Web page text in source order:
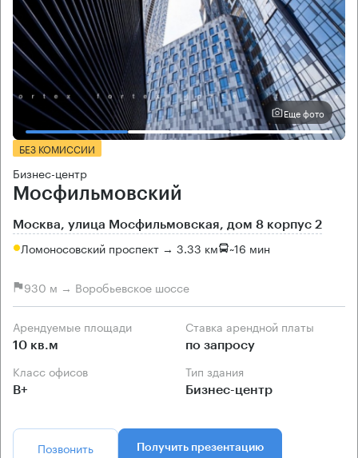
Еще фото
БЕЗ КОМИССИИ
Бизнес-центр
Мосфильмовский
Москва, улица Мосфильмовская, дом 8 корпус 2
Ломоносовский проспект → 3.33 км ~16 мин
930 м → Воробьевское шоссе
Арендуемые площади
10 кв.м
Ставка арендной платы
по запросу
Класс офисов
B+
Тип здания
Бизнес-центр
Позвонить Получить презентацию